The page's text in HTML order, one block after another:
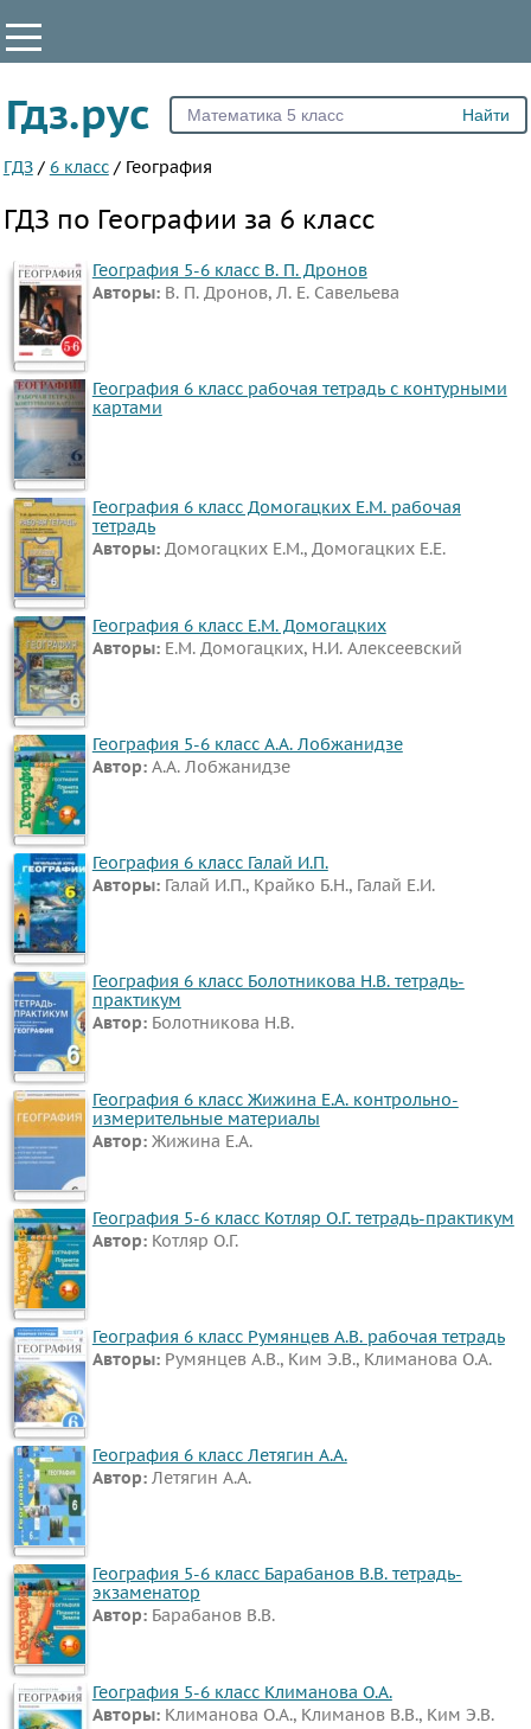
Все
5
7
8
9
10
11
ПРЕДМЕТЫ
Все
предметы
Математика
Английский
язык
Русский
язык
Физика
Немецкий
язык
Белорусский
язык
Украинский
язык
Французский
язык
Биология
История
Информатика
ОБЖ
География
Природоведение
Музыка
ИЗО
Литература
Обществознание
Экология
Технология
Естествознание
Испанский
язык
Искусство
Китайский
язык
Кубановедение
Казахский
язык
Физкультура
Основы
Гдз.рус
ГДЗ / 6 класс / География
ГДЗ по Географии за 6 класс
География 5-6 класс В. П. Дронов
Авторы: В. П. Дронов, Л. Е. Савельева
География 6 класс рабочая тетрадь с контурными
картами
География 6 класс Домогацких Е.М. рабочая
тетрадь
Авторы: Домогацких Е.М., Домогацких Е.Е.
География 6 класс Е.М. Домогацких
Авторы: Е.М. Домогацких, Н.И. Алексеевский
География 5-6 класс А.А. Лобжанидзе
Автор: А.А. Лобжанидзе
География 6 класс Галай И.П.
Авторы: Галай И.П., Крайко Б.Н., Галай Е.И.
География 6 класс Болотникова Н.В. тетрадь-
практикум
Автор: Болотникова Н.В.
География 6 класс Жижина Е.А. контрольно-
измерительные материалы
Автор: Жижина Е.А.
География 5-6 класс Котляр О.Г. тетрадь-практикум
Автор: Котляр О.Г.
География 6 класс Румянцев А.В. рабочая тетрадь
Авторы: Румянцев А.В., Ким Э.В., Климанова О.А.
География 6 класс Летягин А.А.
Автор: Летягин А.А.
География 5-6 класс Барабанов В.В. тетрадь-
экзаменатор
Автор: Барабанов В.В.
География 5-6 класс Климанова О.А.
Авторы: Климанова О.А., Климанов В.В., Ким Э.В.